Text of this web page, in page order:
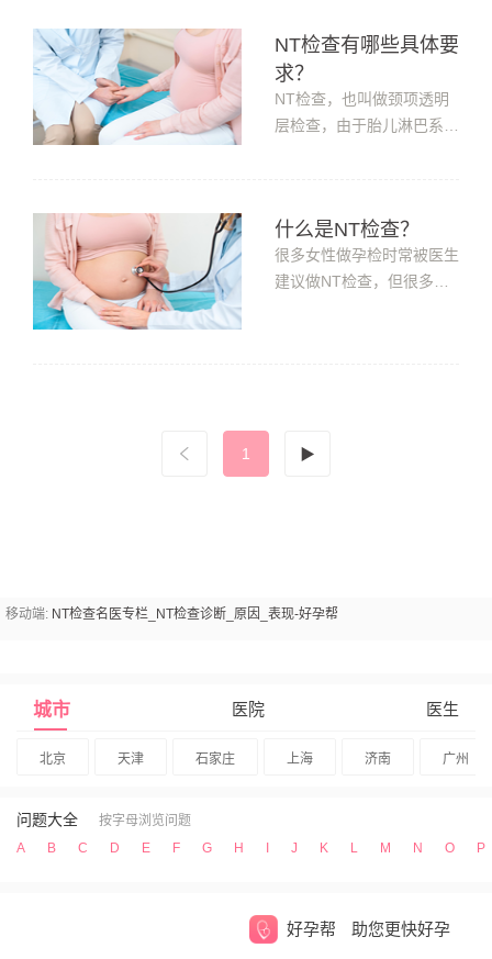
NT检查有哪些具体要
求？
NT检查，也叫做颈项透明
层检查，由于胎儿淋巴系统
有遗传物质异常时，淋巴液
往往无法回流到血管，导致
后背脖子处淋巴液积聚，在
什么是NT检查？
很多女性做孕检时常被医生
建议做NT检查，但很多准
translucency），即颈项透
查，即颈项透明层检查，是
1 ▶
移动端: NT检查名医专栏_NT检查诊断_原因_表现-好孕帮
城市 医院 医生
北京 天津 石家庄 上海 济南 广州
问题大全
按字母浏览问题
A
B C D E F G H I J K L M N O P
好孕帮 助您更快好孕